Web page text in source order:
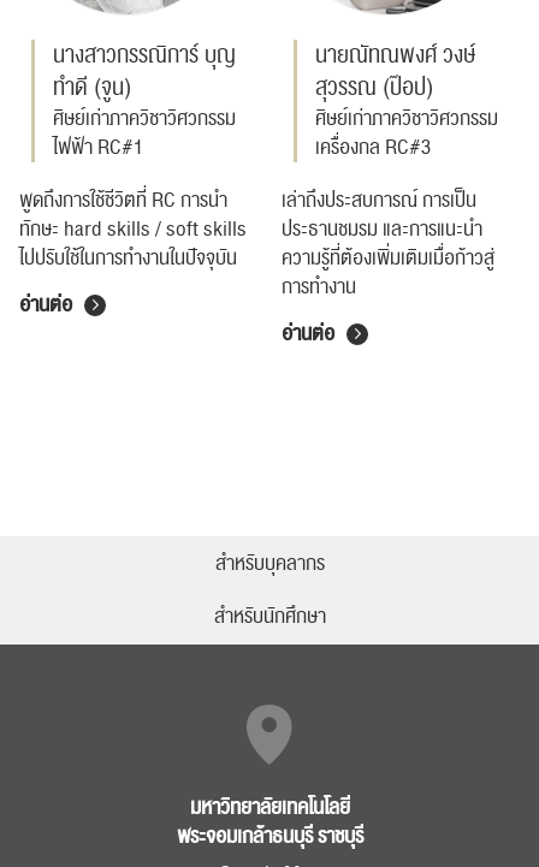
ค้นหา
นางสาวกรรณิการ์ บุญ
ทำดี (จูน)
ศิษย์เก่าภาควิชาวิศวกรรม
ไฟฟ้า RC#1
พูดถึงการใช้ชีวิตที่ RC การนำ
ทักษะ hard skills / soft skills
ไปปรับใช้ในการทำงานในปัจจุบัน
อ่านต่อ
นายณัทณพงศ์ วงษ์
สุวรรณ (ป๊อป)
ศิษย์เก่าภาควิชาวิศวกรรม
เครื่องกล RC#3
เล่าถึงประสบการณ์ การเป็น
ประธานชมรม และการแนะนำ
ความรู้ที่ต้องเพิ่มเติมเมื่อก้าวสู่
การทำงาน
อ่านต่อ
สำหรับบุคลากร
สำหรับนักศึกษา
มหาวิทยาลัยเทคโนโลยี
พระจอมเกล้าธนบุรี ราชบุรี
RC Activity
ปฏิทิน